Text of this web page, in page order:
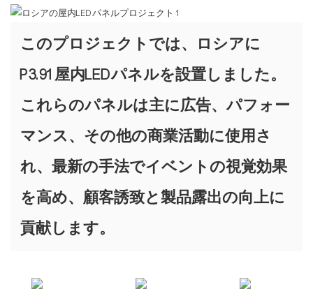
このプロジェクトでは、ロシアに
P3.91屋内LEDパネルを設置しました。
これらのパネルは主に広告、パフォー
マンス、その他の商業活動に使用さ
れ、最新の手法でイベントの視覚効果
を高め、顧客誘致と製品露出の向上に
貢献します。